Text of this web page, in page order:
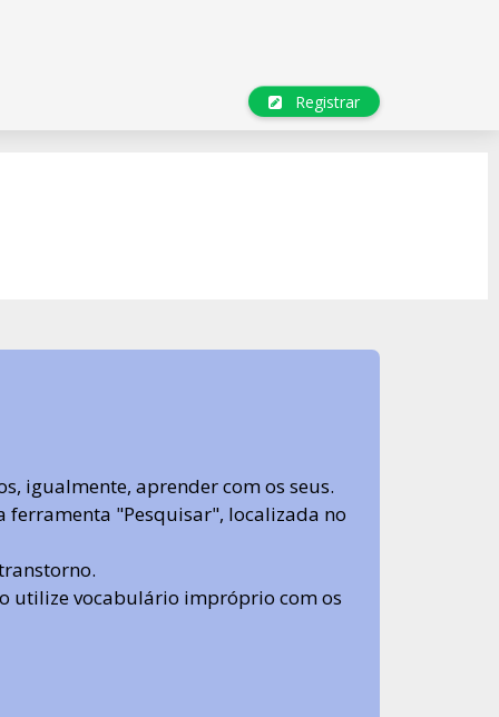
Registrar
igualmente, aprender com os seus.
ferramenta "Pesquisar", localizada no
utilize vocabulário impróprio com os